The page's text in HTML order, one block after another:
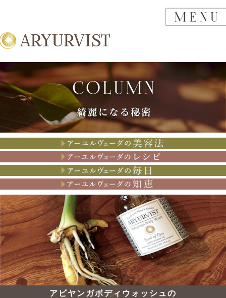
アーユルヴェーダの美容法
アーユルヴェーダのレシピ
アーユルヴェーダの思考
アーユルヴェーダの知恵
アビヤンガボディウォッシュの